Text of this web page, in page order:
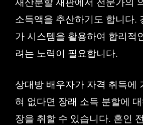
소득액을 추산하기도 합니다.
가 시스템을 활용하여 합리적
려는 노력이 필요합니다.
상대방 배우자가 자격 취득에
혀 없다면 장래 소득 분할에
장을 취할 수 있습니다. 혼인